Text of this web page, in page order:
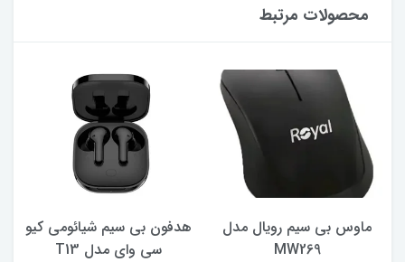
محصولات مرتبط
ماوس بی سیم رویال مدل
MW269
هدفون بی سیم شیائومی کیو
سی وای مدل T13